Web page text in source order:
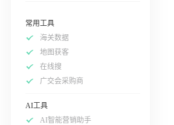
常用工具
海关数据
地图获客
在线搜
广交会采购商
AI工具
AI智能营销助手